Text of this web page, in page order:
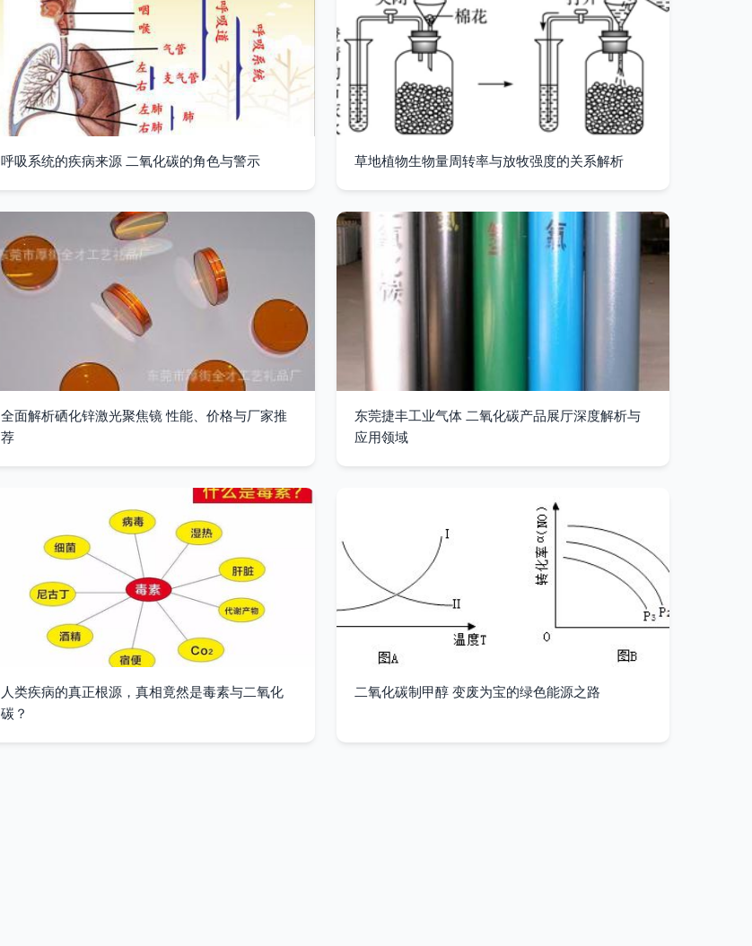
呼吸系统的疾病来源 二氧化碳的角色与警示 草地植物生物量周转率与放牧强度的关系解析
全面解析硒化锌激光聚焦镜 性能、价格与厂家推
荐
东莞捷丰工业气体 二氧化碳产品展厅深度解析与
应用领域
人类疾病的真正根源，真相竟然是毒素与二氧化
碳？
二氧化碳制甲醇 变废为宝的绿色能源之路